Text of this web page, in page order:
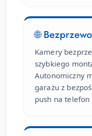
🌐
Kamery
szybkiego
Autonomiczny
garażu z
push na telefon